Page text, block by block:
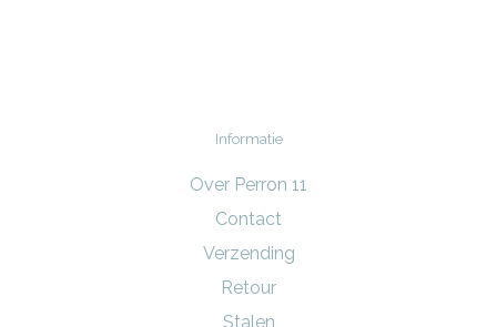
Informatie
Over Perron 11
Contact
Verzending
Retour
Stalen